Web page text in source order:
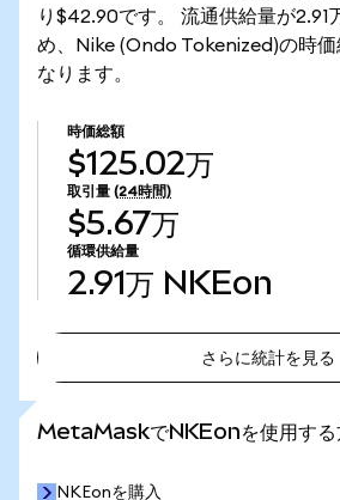
り$42.90です。 流通供給量が2.91
め、Nike (Ondo Tokenized)の時価
なります。
時価総額
$125.02万
取引量 (24時間)
$5.67万
循環供給量
2.91万 NKEon
さらに統計を見る
MetaMaskでNKEonを使用する
NKEonを購入